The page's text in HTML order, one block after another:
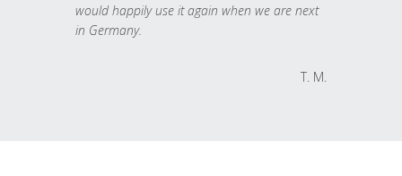
would happily use it again when we are next
in Germany.
T. M.